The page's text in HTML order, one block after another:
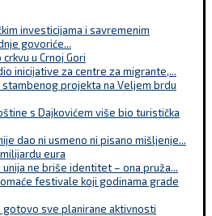
investicijama i savremenim
govoriće...
u Crnoj Gori
inicijative za centre za migrante,...
projekta na Veljem brdu
s Dajkovićem više bio turistička
dao ni usmeno ni pisano mišljenje...
eura
unija ne briše identitet – ona pruža...
festivale koji godinama grade
gotovo sve planirane aktivnosti